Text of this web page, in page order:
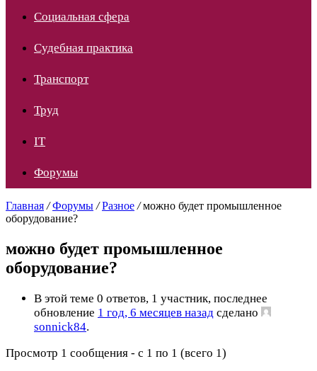
Социальная сфера
Судебная практика
Транспорт
Труд
IT
Форумы
Главная / Форумы / Разное / можно будет промышленное
оборудование?
можно будет промышленное
оборудование?
В этой теме 0 ответов, 1 участник, последнее
обновление 1 год, 6 месяцев назад сделано
sonnick84.
Просмотр 1 сообщения - с 1 по 1 (всего 1)